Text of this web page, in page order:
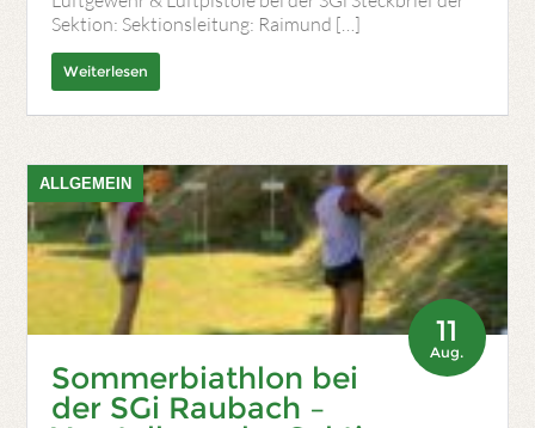
Sektion: Sektionsleitung: Raimund […]
Weiterlesen
ALLGEMEIN
11
Aug.
Sommerbiathlon bei
der SGi Raubach –